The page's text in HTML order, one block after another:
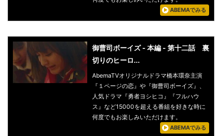
ABEMAでみる
御曹司ボーイズ - 本編 - 第十二話 裏
切りのヒーロ...
AbemaTVオリジナルドラマ橋本環奈主演
『１ページの恋』や『御曹司ボーイズ』、
人気ドラマ『勇者ヨシヒコ』『フルハウ
ス』など15000を超える番組を好きな時に
何度でもお楽しみいただけます。
ABEMAでみる